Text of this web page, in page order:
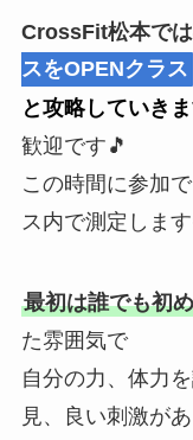
CrossFit松本で
スをOPENクラス
と攻略していき
歓迎です🎵
この時間に参加
ス内で測定しま
最初は誰でも初
た雰囲気で
自分の力、体力
見、良い刺激が